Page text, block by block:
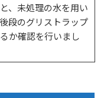
、未処理の水を用い
段のグリストラップ
か確認を行いまし